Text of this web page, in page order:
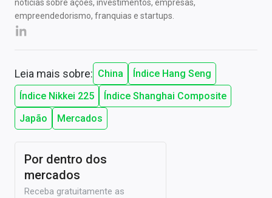
notícias sobre ações, investimentos, empresas,
empreendedorismo, franquias e startups.
Leia mais sobre: China
Índice Hang Seng
Índice Nikkei 225
Índice Shanghai Composite
Japão
Mercados
Por dentro dos
mercados
Receba gratuitamente as